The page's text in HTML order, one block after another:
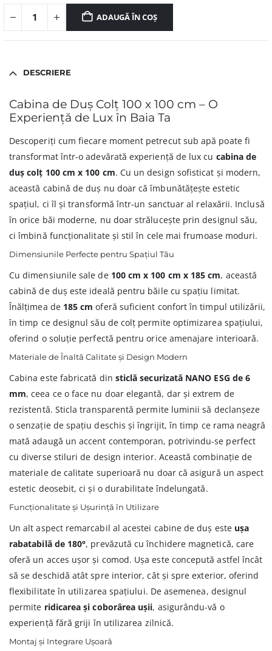
ADAUGĂ ÎN COȘ
DESCRIERE
Cabina de Duș Colț 100 x 100 cm – O
Experiență de Lux în Baia Ta
Descoperiți cum fiecare moment petrecut sub apă poate fi
transformat într-o adevărată experiență de lux cu cabina de
duș colț 100 cm x 100 cm. Cu un design sofisticat și modern,
această cabină de duș nu doar că îmbunătățește estetic
spațiul, ci îl și transformă într-un sanctuar al relaxării. Inclusă
în orice băi moderne, nu doar strălucește prin designul său,
ci îmbină funcționalitate și stil în cele mai frumoase moduri.
Dimensiunile Perfecte pentru Spațiul Tău
Cu dimensiunile sale de 100 cm x 100 cm x 185 cm, această
cabină de duș este ideală pentru băile cu spațiu limitat.
Înălțimea de 185 cm oferă suficient confort în timpul utilizării,
în timp ce designul său de colț permite optimizarea spațiului,
oferind o soluție perfectă pentru orice amenajare interioară.
Materiale de Înaltă Calitate și Design Modern
Cabina este fabricată din sticlă securizată NANO ESG de 6
mm, ceea ce o face nu doar elegantă, dar și extrem de
rezistentă. Sticla transparentă permite luminii să declanșeze
o senzație de spațiu deschis și îngrijit, în timp ce rama neagră
mată adaugă un accent contemporan, potrivindu-se perfect
cu diverse stiluri de design interior. Această combinație de
materiale de calitate superioară nu doar că asigură un aspect
estetic deosebit, ci și o durabilitate îndelungată.
Funcționalitate și Ușurință în Utilizare
Un alt aspect remarcabil al acestei cabine de duș este ușa
rabatabilă de 180°, prevăzută cu închidere magnetică, care
oferă un acces ușor și comod. Ușa este concepută astfel încât
să se deschidă atât spre interior, cât și spre exterior, oferind
flexibilitate în utilizarea spațiului. De asemenea, designul
permite ridicarea și coborârea ușii, asigurându-vă o
experiență fără griji în utilizarea zilnică.
Montaj și Integrare Ușoară